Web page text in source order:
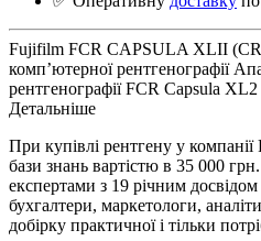
Fujifilm FCR CAPSULA XLII
комп’ютерної рентгенографії
рентгенографії FCR Capsula XL2
Детальніше
При купівлі рентгену у
бази знань вартістю в 35 000
експертами з 19 річним
бухгалтери, маркетологи,
добірку практичної і тільки